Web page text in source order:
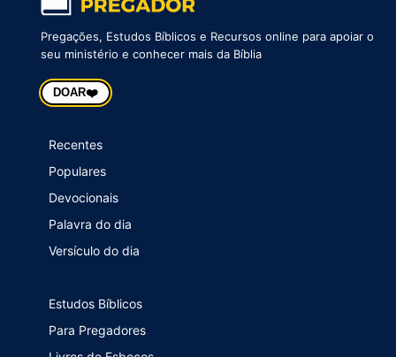
Pregações, Estudos Bíblicos e Recursos online para apoiar o
seu ministério e conhecer mais da Bíblia
DOAR❤️
Recentes
Populares
Devocionais
Palavra do dia
Versículo do dia
Estudos Bíblicos
Para Pregadores